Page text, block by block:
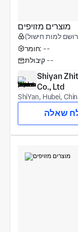
מוצרים מזויפים
למות חישול)
חומר: --
קיבולת --
Shiyan
Co., Ltd
ShiYan, Hubei,
שאלה